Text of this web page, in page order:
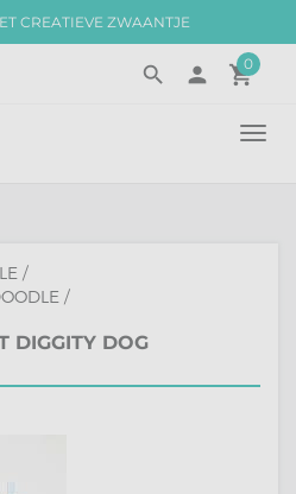
CREATIEVE ZWAANTJE
local_grocery_store
0
search person
/
/
DIGGITY DOG